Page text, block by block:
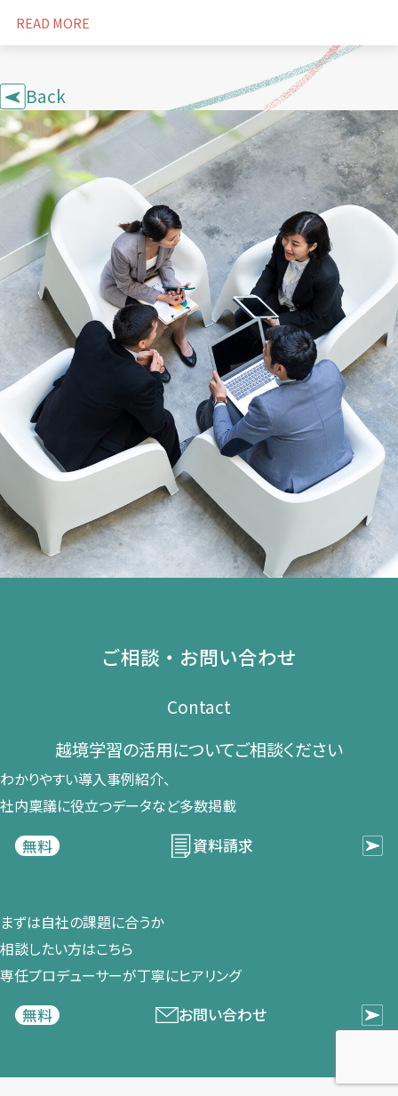
READ MORE
Back
ご相談・お問い合わせ
Contact
越境学習の​活用に​ついて​ご相談ください​
わかりやすい導入事例紹介、​
社内稟議に​役立つデータなど​多数掲載
無料
資料請求
まずは​自社の​課題に​合うか​
相談したい方は​こちら
専任プロデューサーが​丁寧に​ヒアリング
無料
お問い合わせ